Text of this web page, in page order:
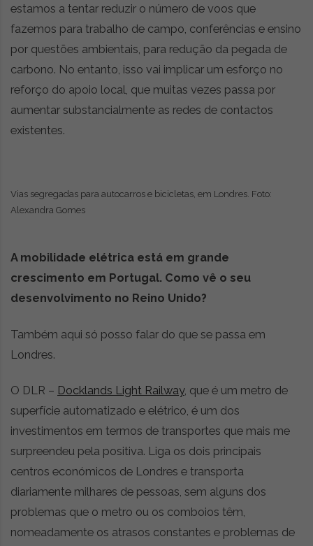
estamos a tentar reduzir o número de voos que
fazemos para trabalho de campo, conferências e ensino
por questões ambientais, para redução da pegada de
carbono. No entanto, isso vai implicar um esforço no
reforço do apoio local, que muitas vezes passa por
aumentar substancialmente as redes de contactos
existentes.
Vias segregadas para autocarros e bicicletas, em Londres. Foto:
Alexandra Gomes
A mobilidade elétrica está em grande
crescimento em Portugal. Como vê o seu
desenvolvimento no Reino Unido?
Também aqui só posso falar do que se passa em
Londres.
O DLR – Docklands Light Railway, que é um metro de
superfície automatizado e elétrico, é um dos
investimentos em termos de transportes que mais me
surpreendeu pela positiva. Liga os dois principais
centros económicos de Londres e transporta
diariamente milhares de pessoas, sem alguns dos
problemas que o metro ou os comboios têm,
nomeadamente os atrasos constantes e problemas de